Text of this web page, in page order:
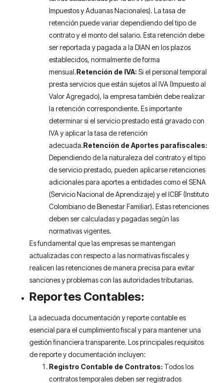
Impuestos y Aduanas Nacionales). La tasa de
retención puede variar dependiendo del tipo de
contrato y el monto del salario. Esta retención debe
ser reportada y pagada a la DIAN en los plazos
establecidos, normalmente de forma
mensual.Retención de IVA: Si el personal temporal
presta servicios que están sujetos al IVA (Impuesto al
Valor Agregado), la empresa también debe realizar
la retención correspondiente. Es importante
determinar si el servicio prestado está gravado con
IVA y aplicar la tasa de retención
adecuada.Retención de Aportes parafiscales:
Dependiendo de la naturaleza del contrato y el tipo
de servicio prestado, pueden aplicarse retenciones
adicionales para aportes a entidades como el SENA
(Servicio Nacional de Aprendizaje) y el ICBF (Instituto
Colombiano de Bienestar Familiar). Estas retenciones
deben ser calculadas y pagadas según las
normativas vigentes.
Es fundamental que las empresas se mantengan
actualizadas con respecto a las normativas fiscales y
realicen las retenciones de manera precisa para evitar
sanciones y problemas con las autoridades tributarias.
Reportes Contables:
La adecuada documentación y reporte contable es
esencial para el cumplimiento fiscal y para mantener una
gestión financiera transparente. Los principales requisitos
de reporte y documentación incluyen:
Registro Contable de Contratos: Todos los
contratos temporales deben ser registrados